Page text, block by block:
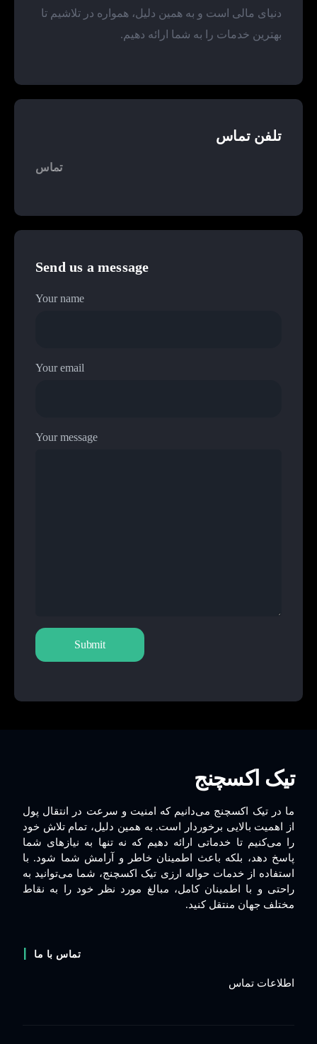
دنیای مالی است و به همین دلیل، همواره در تلاشیم تا
بهترین خدمات را به شما ارائه دهیم.
تلفن تماس
تماس
Send us a message
Your name
Your email
Your message
تیک اکسچنج
ما در تیک اکسچنج می‌دانیم که امنیت و سرعت در انتقال پول
از اهمیت بالایی برخوردار است. به همین دلیل، تمام تلاش خود
را می‌کنیم تا خدماتی ارائه دهیم که نه تنها به نیازهای شما
پاسخ دهد، بلکه باعث اطمینان خاطر و آرامش شما شود. با
استفاده از خدمات حواله ارزی تیک اکسچنج، شما می‌توانید به
راحتی و با اطمینان کامل، مبالغ مورد نظر خود را به نقاط
مختلف جهان منتقل کنید.
تماس با ما
اطلاعات تماس